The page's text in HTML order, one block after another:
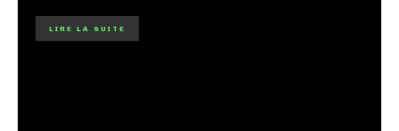
LIRE LA SUITE